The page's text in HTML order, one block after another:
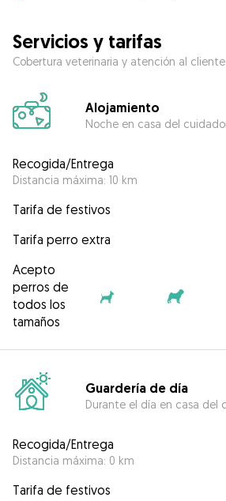
Servicios y tarifas
Cobertura veterinaria y atención al
Alojamiento
Noche en casa del
Recogida/Entrega
Distancia máxima: 10 km
Tarifa de festivos
Tarifa perro extra
Acepto
perros de
todos los
tamaños
Guardería de día
Durante el día en casa del
Recogida/Entrega
Distancia máxima: 0 km
Tarifa de festivos